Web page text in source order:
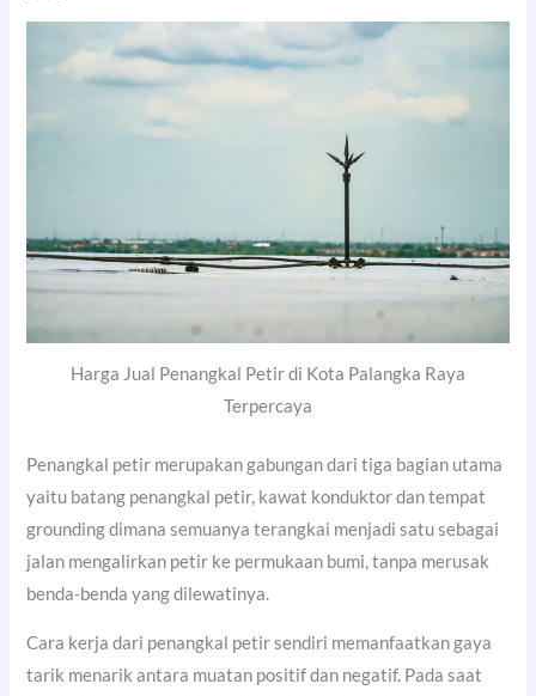
Harga Jual Penangkal Petir di Kota Palangka Raya
Terpercaya
Penangkal petir merupakan gabungan dari tiga bagian utama
yaitu batang penangkal petir, kawat konduktor dan tempat
grounding dimana semuanya terangkai menjadi satu sebagai
jalan mengalirkan petir ke permukaan bumi, tanpa merusak
benda-benda yang dilewatinya.
Cara kerja dari penangkal petir sendiri memanfaatkan gaya
tarik menarik antara muatan positif dan negatif. Pada saat